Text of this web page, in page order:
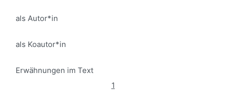
als Autor*in
als Koautor*in
Erwähnungen im Text
1